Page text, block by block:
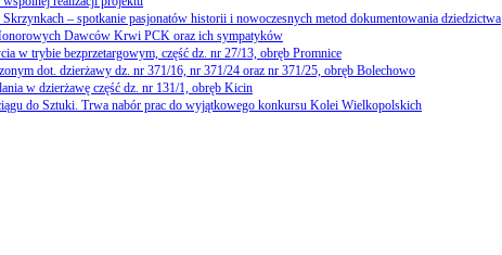
– spotkanie pasjonatów historii i nowoczesnych metod dokumentowania dziedzictwa
Dawców Krwi PCK oraz ich sympatyków
w trybie bezprzetargowym, część dz. nr 27/13, obręb Promnice
dot. dzierżawy dz. nr 371/16, nr 371/24 oraz nr 371/25, obręb Bolechowo
w dzierżawę część dz. nr 131/1, obręb Kicin
do Sztuki. Trwa nabór prac do wyjątkowego konkursu Kolei Wielkopolskich